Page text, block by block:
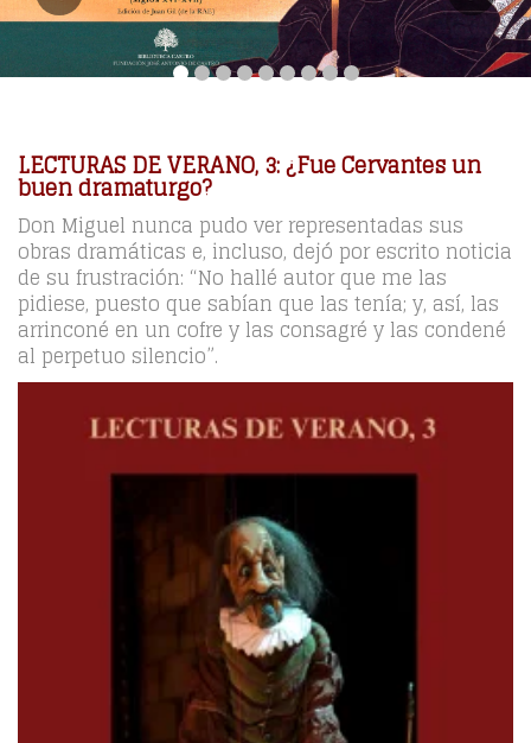
LECTURAS DE VERANO, 3: ¿Fue Cervantes un
buen dramaturgo?
Don Miguel nunca pudo ver representadas sus
obras dramáticas e, incluso, dejó por escrito noticia
de su frustración: “No hallé autor que me las
pidiese, puesto que sabían que las tenía; y, así, las
arrinconé en un cofre y las consagré y las condené
al perpetuo silencio”.